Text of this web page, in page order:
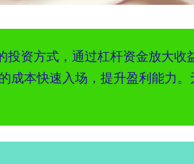
资方式，通过杠杆资金放大
本快速入场，提升盈利能力